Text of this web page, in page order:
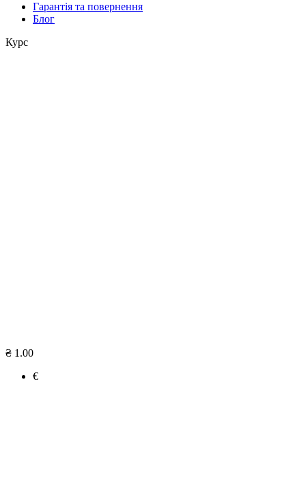
Гарантія та повернення
Блог
Курс
₴ 1.00
€